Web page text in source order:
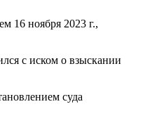
16 ноября 2023 г.,
с иском о взыскании
суда